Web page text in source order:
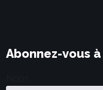
Abonnez-vous